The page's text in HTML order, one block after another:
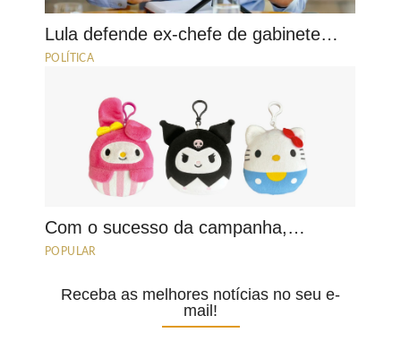
Lula defende ex-chefe de gabinete…
POLÍTICA
Com o sucesso da campanha,…
POPULAR
Receba as melhores notícias no seu e-
mail!